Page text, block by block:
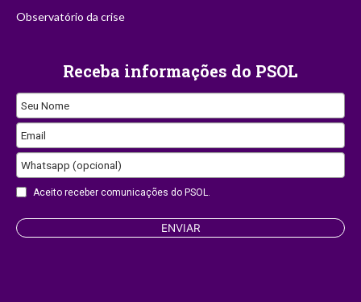
Observatório da crise
Receba informações do PSOL
Seu Nome
Email
Contact
Email
Whatsapp (opcional)
Aceito receber comunicações do PSOL.
ENVIAR